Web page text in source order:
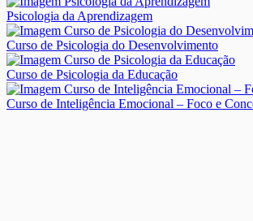
Psicologia da Aprendizagem
Curso de Psicologia do Desenvolvimento
Curso de Psicologia da Educação
Curso de Inteligência Emocional – Foco e